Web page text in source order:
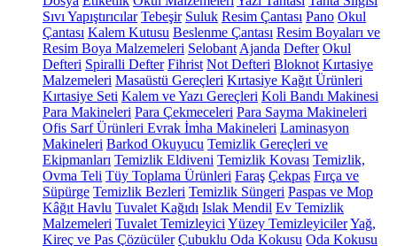
Sıvı Yapıştırıcılar Tebeşir Suluk Resim Çantası Pano Okul
Çantası Kalem Kutusu Beslenme Çantası Resim Boyaları ve
Resim Boya Malzemeleri Selobant Ajanda Defter Okul
Defteri Spiralli Defter Fihrist Not Defteri Bloknot Kırtasiye
Malzemeleri Masaüstü Gereçleri Kırtasiye Kağıt Ürünleri
Kırtasiye Seti Kalem ve Yazı Gereçleri Koli Bandı Makinesi
Para Makineleri Para Çekmeceleri Para Sayma Makineleri
Ofis Sarf Ürünleri Evrak İmha Makineleri Laminasyon
Makineleri Barkod Okuyucu Temizlik Gereçleri ve
Ekipmanları Temizlik Eldiveni Temizlik Kovası Temizlik,
Ovma Teli Tüy Toplama Ürünleri Faraş Çekpas Fırça ve
Süpürge Temizlik Bezleri Temizlik Süngeri Paspas ve Mop
Kâğıt Havlu Tuvalet Kağıdı Islak Mendil Ev Temizlik
Malzemeleri Tuvalet Temizleyici Yüzey TemizleyicilerYağ,
Kireç ve Pas Çözücüler Çubuklu Oda Kokusu Oda Kokusu